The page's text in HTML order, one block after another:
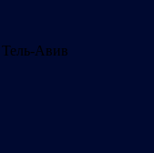
Тель-Авив